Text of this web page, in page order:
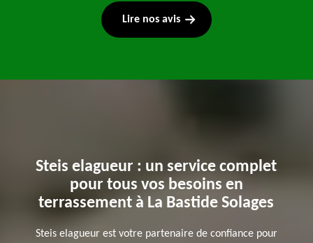
Lire nos avis
Steis elagueur : un service complet
pour tous vos besoins en
terrassement à La Bastide Solages
Steis elagueur est votre partenaire de confiance pour